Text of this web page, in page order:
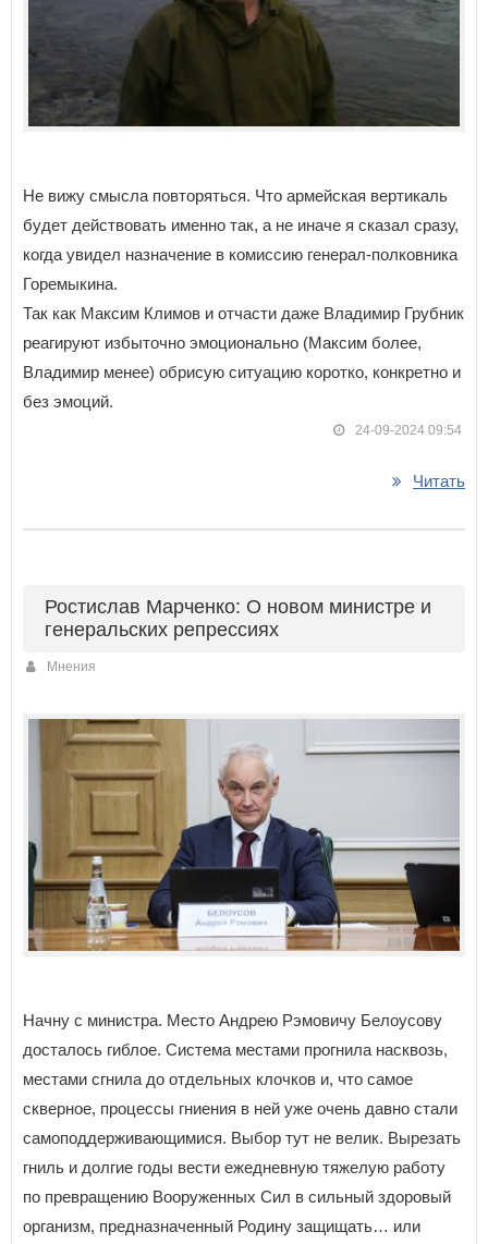
Не вижу смысла повторяться. Что армейская вертикаль
будет действовать именно так, а не иначе я сказал сразу,
когда увидел назначение в комиссию генерал-полковника
Горемыкина.
Так как Максим Климов и отчасти даже Владимир Грубник
реагируют избыточно эмоционально (Максим более,
Владимир менее) обрисую ситуацию коротко, конкретно и
без эмоций.
24-09-2024 09:54
Читать
Ростислав Марченко: О новом министре и
генеральских репрессиях
Мнения
Начну с министра. Место Андрею Рэмовичу Белоусову
досталось гиблое. Система местами прогнила насквозь,
местами сгнила до отдельных клочков и, что самое
скверное, процессы гниения в ней уже очень давно стали
самоподдерживающимися. Выбор тут не велик. Вырезать
гниль и долгие годы вести ежедневную тяжелую работу
по превращению Вооруженных Сил в сильный здоровый
организм, предназначенный Родину защищать… или